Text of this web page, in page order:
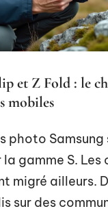
et Z Fold : le
mobiles
photo Samsung
gamme S. Les
migré ailleurs.
sur des